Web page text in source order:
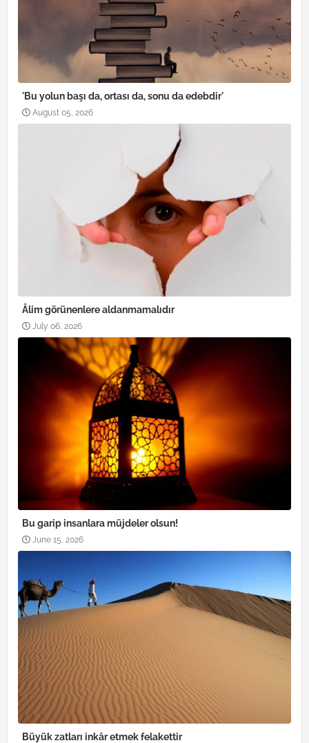
'Bu yolun başı da, ortası da, sonu da edebdir'
August 05, 2026
Âlim görünenlere aldanmamalıdır
July 06, 2026
Bu garip insanlara müjdeler olsun!
June 15, 2026
Büyük zatları inkâr etmek felakettir